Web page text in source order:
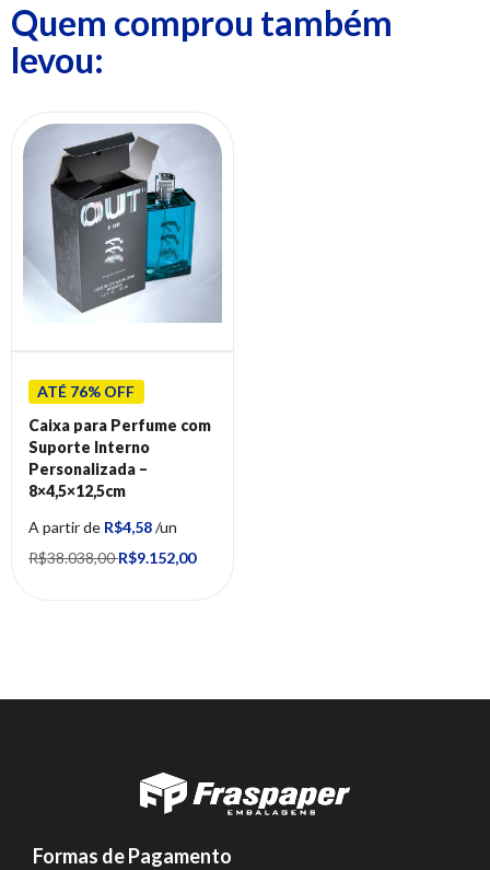
Quem comprou também
levou:
ATÉ 76% OFF
Caixa para Perfume com
Suporte Interno
Personalizada –
8×4,5×12,5cm
A partir de R$4,58/un
R$38.038,00R$9.152,00
Formas de Pagamento